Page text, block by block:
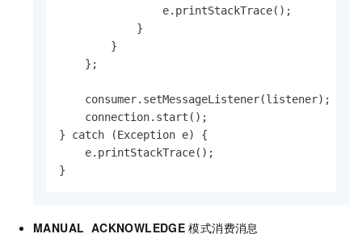
                e.printStackTrace();
            }
        }
    };
    consumer.setMessageListener(listener);
    connection.start();
} catch (Exception e) {
    e.printStackTrace();
}
MANUAL_ACKNOWLEDGE 模式消费消息